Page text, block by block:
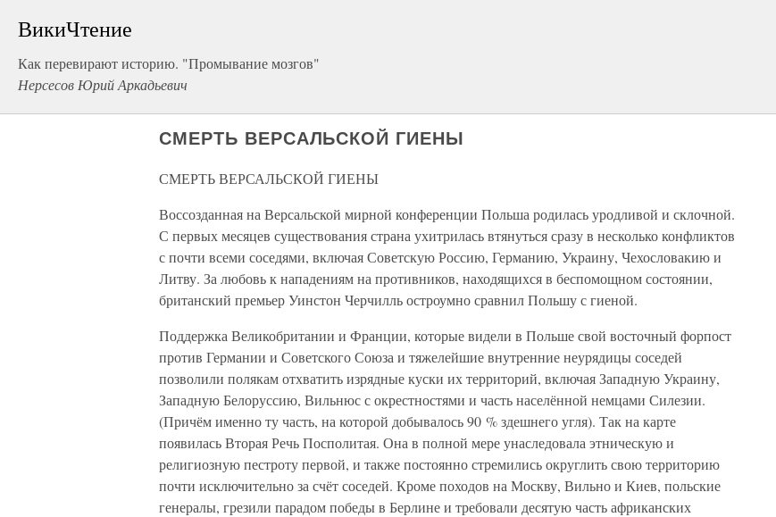
ВикиЧтение
Как перевирают историю. "Промывание мозгов"
Нерсесов Юрий Аркадьевич
СМЕРТЬ ВЕРСАЛЬСКОЙ ГИЕНЫ
СМЕРТЬ ВЕРСАЛЬСКОЙ ГИЕНЫ
Воссозданная на Версальской мирной конференции Польша родилась уродливой и склочной.
С первых месяцев существования страна ухитрилась втянуться сразу в несколько конфликтов
с почти всеми соседями, включая Советскую Россию, Германию, Украину, Чехословакию и
Литву. За любовь к нападениям на противников, находящихся в беспомощном состоянии,
британский премьер Уинстон Черчилль остроумно сравнил Польшу с гиеной.
Поддержка Великобритании и Франции, которые видели в Польше свой восточный форпост
против Германии и Советского Союза и тяжелейшие внутренние неурядицы соседей
позволили полякам отхватить изрядные куски их территорий, включая Западную Украину,
Западную Белоруссию, Вильнюс с окрестностями и часть населённой немцами Силезии.
(Причём именно ту часть, на которой добывалось 90 % здешнего угля). Так на карте
появилась Вторая Речь Посполитая. Она в полной мере унаследовала этническую и
религиозную пестроту первой, и также постоянно стремились округлить свою территорию
почти исключительно за счёт соседей. Кроме походов на Москву, Вильно и Киев, польские
генералы, грезили парадом победы в Берлине и требовали десятую часть африканских